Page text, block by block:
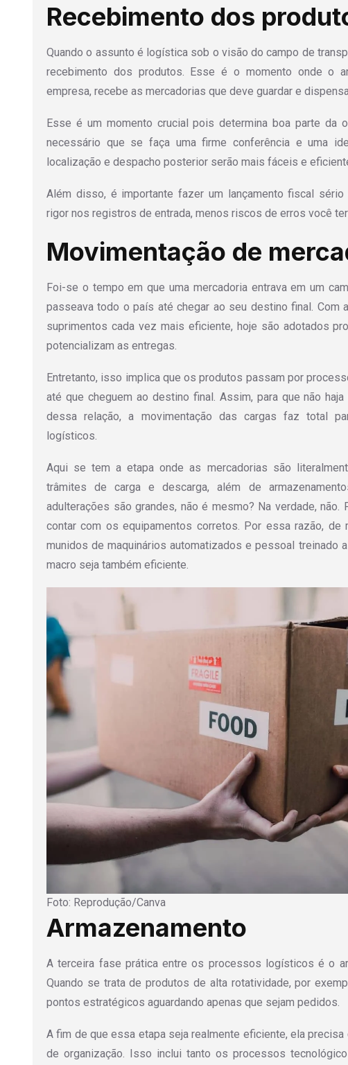
Recebimento dos
Quando o assunto é logística sob o visão do campo de
recebimento dos produtos. Esse é o momento onde o
empresa, recebe as mercadorias que deve guardar e
Esse é um momento crucial pois determina boa parte da
necessário que se faça uma firme conferência e uma
localização e despacho posterior serão mais fáceis e
Além disso, é importante fazer um lançamento fiscal sério
rigor nos registros de entrada, menos riscos de erros você
Movimentação de
Foi-se o tempo em que uma mercadoria entrava em um
passeava todo o país até chegar ao seu destino final. Com
suprimentos cada vez mais eficiente, hoje são adotados
potencializam as entregas.
Entretanto, isso implica que os produtos passam por
até que cheguem ao destino final. Assim, para que não
dessa relação, a movimentação das cargas faz total
logísticos.
Aqui se tem a etapa onde as mercadorias são
trâmites de carga e descarga, além de
adulterações são grandes, não é mesmo? Na verdade,
contar com os equipamentos corretos. Por essa razão, de
munidos de maquinários automatizados e pessoal treinado
macro seja também eficiente.
Foto: Reprodução/Canva
Armazenamento
A terceira fase prática entre os processos logísticos é o
Quando se trata de produtos de alta rotatividade, por
pontos estratégicos aguardando apenas que sejam pedidos.
A fim de que essa etapa seja realmente eficiente, ela
de organização. Isso inclui tanto os processos